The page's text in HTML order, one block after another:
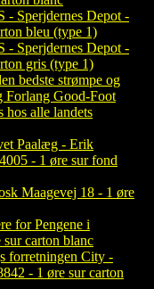
- Sperjdernes Depot -
bleu (type 1)
- Sperjdernes Depot -
gris (type 1)
bedste strømpe og
Forlang Good-Foot
hos alle landets
Paalæg - Erik
- 1 øre sur fond
Maagevej 18 - 1 øre
for Pengene i
carton blanc
forretningen City -
- 1 øre sur carton